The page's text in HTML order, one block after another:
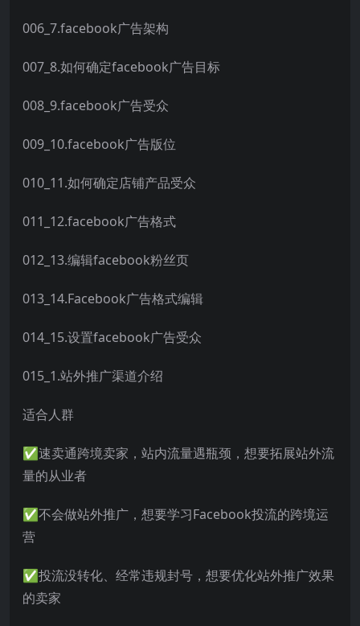
006_7.facebook广告架构
007_8.如何确定facebook广告目标
008_9.facebook广告受众
009_10.facebook广告版位
010_11.如何确定店铺产品受众
011_12.facebook广告格式
012_13.编辑facebook粉丝页
013_14.Facebook广告格式编辑
014_15.设置facebook广告受众
015_1.站外推广渠道介绍
适合人群
✅速卖通跨境卖家，站内流量遇瓶颈，想要拓展站外流
量的从业者
✅不会做站外推广，想要学习Facebook投流的跨境运
营
✅投流没转化、经常违规封号，想要优化站外推广效果
的卖家